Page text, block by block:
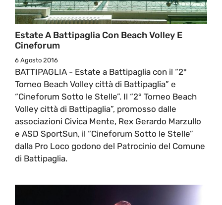
Estate A Battipaglia Con Beach Volley E
Cineforum
6 Agosto 2016
BATTIPAGLIA - Estate a Battipaglia con il “2°
Torneo Beach Volley città di Battipaglia” e
“Cineforum Sotto le Stelle”. Il “2° Torneo Beach
Volley città di Battipaglia”, promosso dalle
associazioni Civica Mente, Rex Gerardo Marzullo
e ASD SportSun, il “Cineforum Sotto le Stelle”
dalla Pro Loco godono del Patrocinio del Comune
di Battipaglia.